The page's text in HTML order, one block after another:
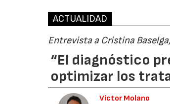
ACTUALIDAD
Entrevista a Cristina
“El diagnóstico
optimizar los
Víctor Molano